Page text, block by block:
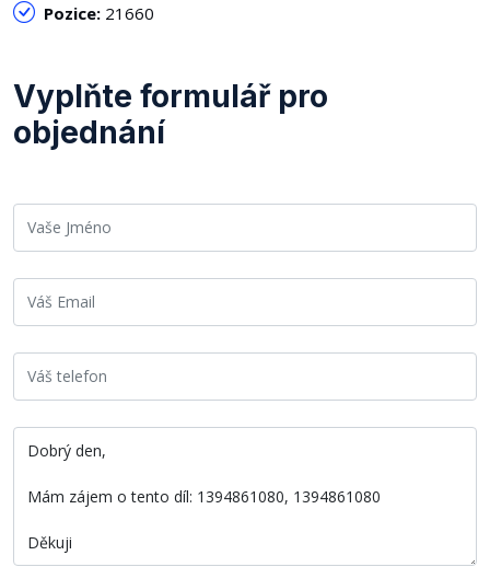
Pozice: 21660
Vyplňte formulář pro
objednání